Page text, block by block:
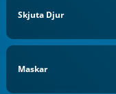
Skjuta Djur
Maskar